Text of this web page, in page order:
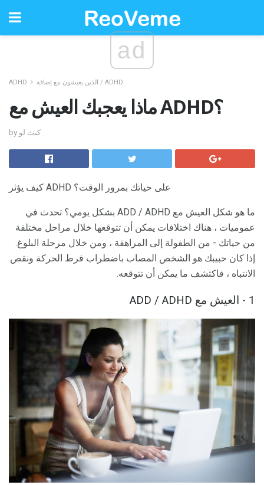
ad
ADHD الذين يعيشون مع إضافة / ADHD
ماذا يعجبك العيش مع ADHD؟
by كيث لو
كيف يؤثر ADHD على حياتك بمرور الوقت؟
ما هو شكل العيش مع ADD / ADHD بشكل يومي؟ تحدث في
عموميات ، هناك اختلافات يمكن أن تتوقعها خلال مراحل مختلفة
من حياتك - من الطفولة إلى المراهقة ، ومن خلال مرحلة البلوغ.
إذا كان حبيبك هو الشخص المصاب باضطراب فرط الحركة ونقص
الانتباه ، فاكتشف ما يمكن أن تتوقعه.
1 - العيش مع ADD / ADHD